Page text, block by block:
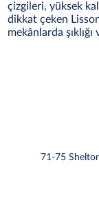
çizgileri, yüksek
dikkat çeken
mekânlarda
71-75